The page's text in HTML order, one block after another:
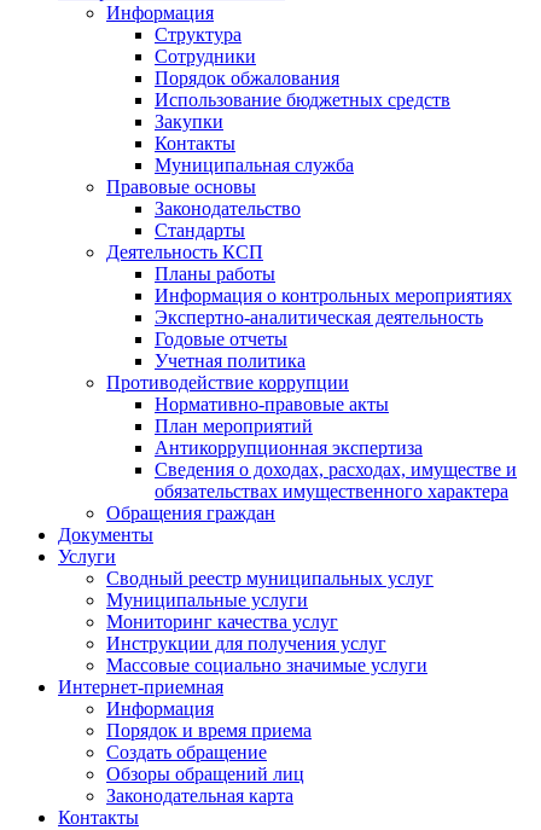
Информация
Структура
Сотрудники
Порядок обжалования
Использование бюджетных средств
Закупки
Контакты
Муниципальная служба
Правовые основы
Законодательство
Стандарты
Деятельность КСП
Планы работы
Информация о контрольных мероприятиях
Экспертно-аналитическая деятельность
Годовые отчеты
Учетная политика
Противодействие коррупции
Нормативно-правовые акты
План мероприятий
Антикоррупционная экспертиза
Сведения о доходах, расходах, имуществе и
обязательствах имущественного характера
Обращения граждан
Документы
Услуги
Сводный реестр муниципальных услуг
Муниципальные услуги
Мониторинг качества услуг
Инструкции для получения услуг
Массовые социально значимые услуги
Интернет-приемная
Информация
Порядок и время приема
Создать обращение
Обзоры обращений лиц
Законодательная карта
Контакты